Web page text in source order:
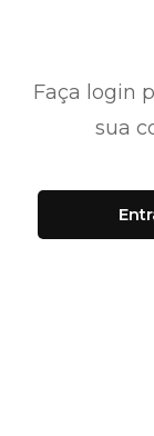
Faça login
sua